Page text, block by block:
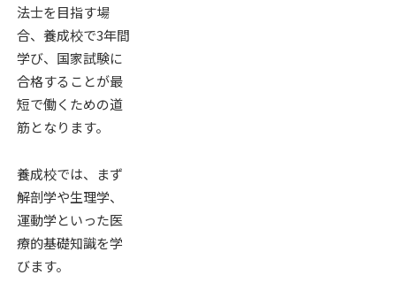
法士を目指す場
合、養成校で3年間
学び、国家試験に
合格することが最
短で働くための道
筋となります。
養成校では、まず
解剖学や生理学、
運動学といった医
療的基礎知識を学
びます。